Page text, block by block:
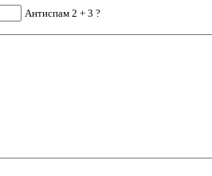
Антиспам 2 + 3 ?